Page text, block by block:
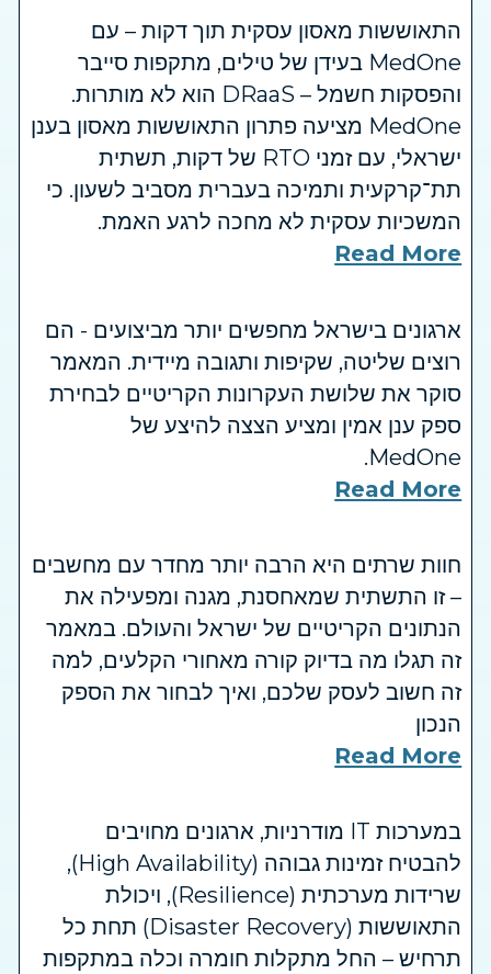
התאוששות מאסון עסקית תוך דקות – עם
MedOne בעידן של טילים, מתקפות סייבר
והפסקות חשמל – DRaaS הוא לא מותרות.
MedOne מציעה פתרון התאוששות מאסון בענן
ישראלי, עם זמני RTO של דקות, תשתית
תת־קרקעית ותמיכה בעברית מסביב לשעון. כי
המשכיות עסקית לא מחכה לרגע האמת.
Read More
ארגונים בישראל מחפשים יותר מביצועים - הם
רוצים שליטה, שקיפות ותגובה מיידית. המאמר
סוקר את שלושת העקרונות הקריטיים לבחירת
ספק ענן אמין ומציע הצצה להיצע של
MedOne.
Read More
חוות שרתים היא הרבה יותר מחדר עם מחשבים
– זו התשתית שמאחסנת, מגנה ומפעילה את
הנתונים הקריטיים של ישראל והעולם. במאמר
זה תגלו מה בדיוק קורה מאחורי הקלעים, למה
זה חשוב לעסק שלכם, ואיך לבחור את הספק
הנכון
Read More
במערכות IT מודרניות, ארגונים מחויבים
להבטיח זמינות גבוהה (High Availability),
שרידות מערכתית (Resilience), ויכולת
התאוששות (Disaster Recovery) תחת כל
תרחיש – החל מתקלות חומרה וכלה במתקפות